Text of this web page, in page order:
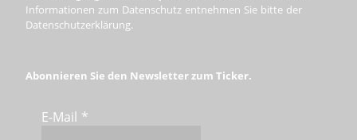
Informationen zum Datenschutz entnehmen Sie bitte der
Datenschutzerklärung.
Abonnieren Sie den Newsletter zum Ticker.
E-Mail *